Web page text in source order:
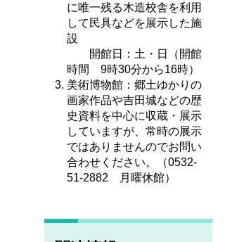
に唯一残る木造校舎を利用
して民具などを展示した施
設
開館日：土・日（開館
時間 9時30分から16時）
美術博物館：郷土ゆかりの
画家作品や吉田城などの歴
史資料を中心に収蔵・展示
していますが、常時の展示
ではありませんのでお問い
合わせください。（0532-
51-2882 月曜休館）